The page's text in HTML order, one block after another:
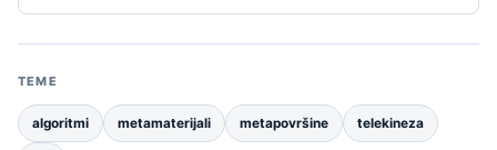
TEME
algoritmi metamaterijali metapovršine telekineza